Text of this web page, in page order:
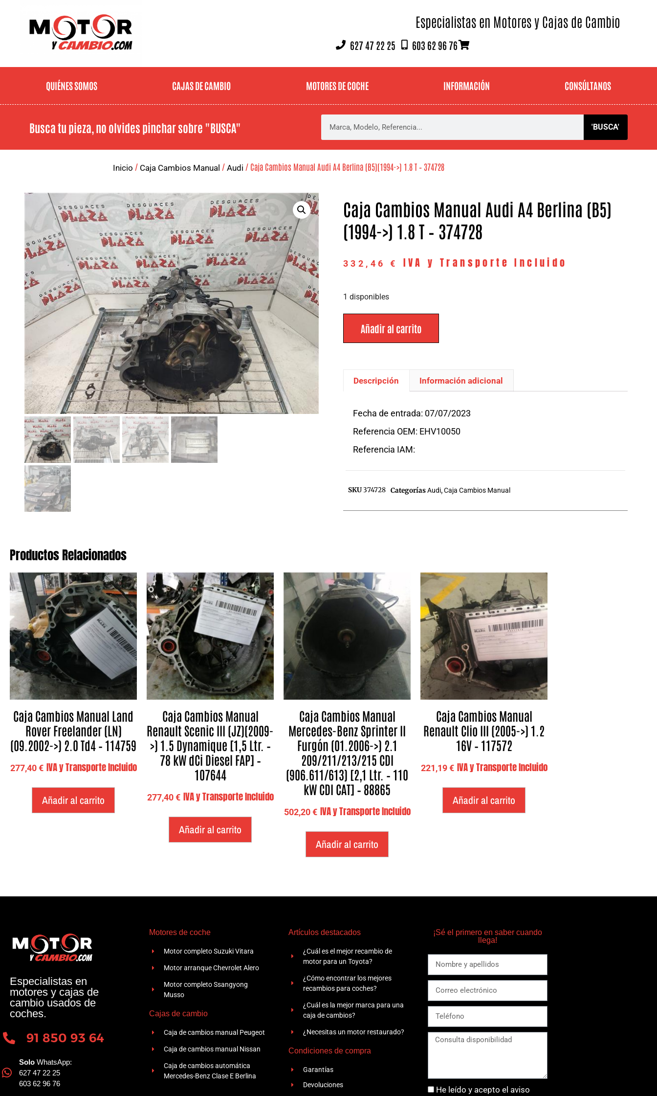
Especialistas en Motores y Cajas de Cambio
627 47 22 25 603 62 96 76
QUIÉNES SOMOS CAJAS DE CAMBIO MOTORES DE COCHE INFORMACIÓN CONSÚLTANOS
Busca tu pieza, no olvides pinchar sobre "BUSCA" 'BUSCA'
Inicio / Caja Cambios Manual / Audi / Caja Cambios Manual Audi A4 Berlina (B5)(1994->) 1.8 T – 374728
Caja Cambios Manual Audi A4 Berlina (B5)
(1994->) 1.8 T – 374728
332,46 € IVA y Transporte Incluido
1 disponibles
Añadir al carrito
Descripción Información adicional
Fecha de entrada: 07/07/2023
Referencia OEM: EHV10050
Referencia IAM:
SKU374728 CategoríasAudi,Caja Cambios Manual
Productos Relacionados
Caja Cambios Manual Land
Rover Freelander (LN)
(09.2002->) 2.0 Td4 – 114759
277,40€ IVA y Transporte Incluido
Añadir al carrito
Caja Cambios Manual
Renault Scenic III (JZ)(2009-
>) 1.5 Dynamique [1,5 Ltr. –
78 kW dCi Diesel FAP] –
107644
277,40€ IVA y Transporte Incluido
Añadir al carrito
Caja Cambios Manual
Mercedes-Benz Sprinter II
Furgón (01.2006->) 2.1
209/211/213/215 CDI
(906.611/613) [2,1 Ltr. – 110
kW CDI CAT] – 88865
502,20€ IVA y Transporte Incluido
Añadir al carrito
Caja Cambios Manual
Renault Clio III (2005->) 1.2
16V – 117572
221,19€ IVA y Transporte Incluido
Añadir al carrito
Especialistas en
motores y cajas de
cambio usados de
coches.
91 850 93 64
Solo WhatsApp:
627 47 22 25
603 62 96 76
Motores de coche
Motor completo Suzuki Vitara
Motor arranque Chevrolet Alero
Motor completo Ssangyong
Musso
Cajas de cambio
Caja de cambios manual Peugeot
Caja de cambios manual Nissan
Caja de cambios automática
Mercedes-Benz Clase E Berlina
Artículos destacados
¿Cuál es el mejor recambio de
motor para un Toyota?
¿Cómo encontrar los mejores
recambios para coches?
¿Cuál es la mejor marca para una
caja de cambios?
¿Necesitas un motor restaurado?
Condiciones de compra
Garantías
Devoluciones
¡Sé el primero en saber cuando
llega!
He leído y acepto el aviso